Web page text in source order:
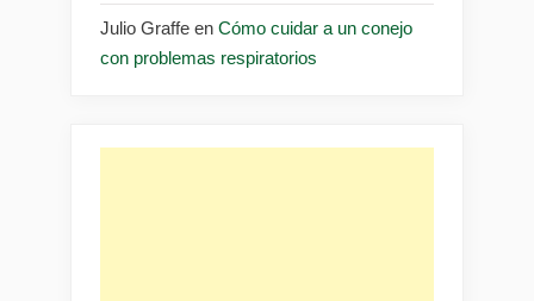
Julio Graffe en Cómo cuidar a un conejo
con problemas respiratorios